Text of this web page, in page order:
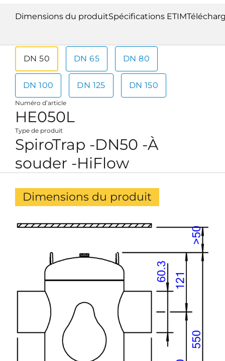
Dimensions du produitSpécifications ETIM
DN 50 DN 65 DN 80
DN 100 DN 125 DN 150
Numéro d’article
HE050L
Type de produit
SpiroTrap -DN50 -À
souder -HiFlow
Dimensions du produit